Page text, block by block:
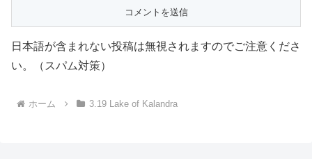
日本語が含まれない投稿は無視されますのでご注意くださ
い。（スパム対策）
ホーム 3.19 Lake of Kalandra